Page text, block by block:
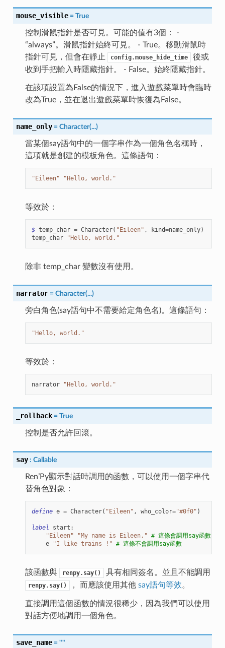
mouse_visible = True
控制滑鼠指針是否可見。可能的值有3個： -
“always”。滑鼠指針始終可見。 - True。移動滑鼠時
指針可見，但會在靜止
config.mouse_hide_time
後或
收到手把輸入時隱藏指針。 - False。始終隱藏指針。
在該項設置為False的情況下，進入遊戲菜單時會臨時
改為True，並在退出遊戲菜單時恢復為False。
name_only = Character(...)
當某個say語句中的一個字串作為一個角色名稱時，
這項就是創建的模板角色。這條語句：
"Eileen" "Hello, world."
等效於：
$ temp_char = Character( "Eileen" , kind=name_only)
temp_char
"Hello, world."
除非 temp_char 變數沒有使用。
narrator = Character(...)
旁白角色(say語句中不需要給定角色名)。這條語句：
"Hello, world."
等效於：
narrator "Hello, world."
_rollback = True
控制是否允許回滾。
say : Callable
Ren’Py顯示對話時調用的函數，可以使用一個字串代
替角色對象：
define e = Character( "Eileen" , who_color="#0f0" )
label start :
"Eileen"
"My name is Eileen." # 這條會調用say函數
e
"I like trains !" # 這條不會調用say函數
該函數與 renpy.say() 具有相同簽名。並且不能調用
renpy.say() ， 而應該使用其他 say語句等效。
直接調用這個函數的情況很稀少，因為我們可以使用
對話方便地調用一個角色。
save_name = ""